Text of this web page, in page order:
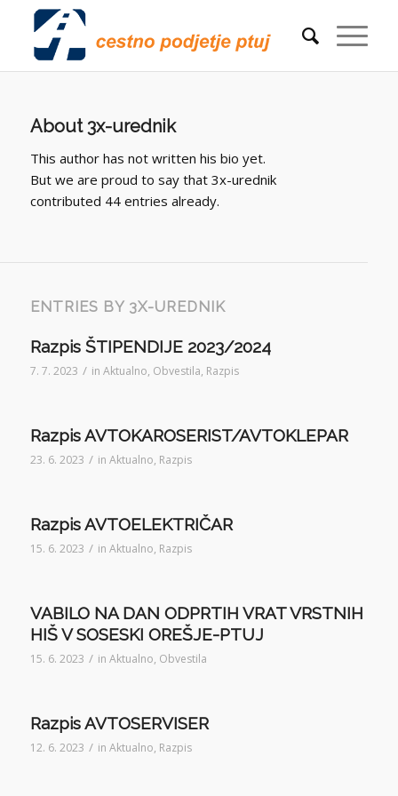
About 3x-urednik
This author has not written his bio yet.
But we are proud to say that 3x-urednik
contributed 44 entries already.
ENTRIES BY 3X-UREDNIK
Razpis ŠTIPENDIJE 2023/2024
7. 7. 2023 / in Aktualno, Obvestila, Razpis
Razpis AVTOKAROSERIST/AVTOKLEPAR
23. 6. 2023 / in Aktualno, Razpis
Razpis AVTOELEKTRIČAR
15. 6. 2023 / in Aktualno, Razpis
VABILO NA DAN ODPRTIH VRAT VRSTNIH
HIŠ V SOSESKI OREŠJE-PTUJ
15. 6. 2023 / in Aktualno, Obvestila
Razpis AVTOSERVISER
12. 6. 2023 / in Aktualno, Razpis